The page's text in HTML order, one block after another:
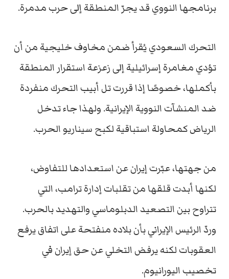
برنامجها النووي قد يجرّ المنطقة إلى حرب مدمرة.
التحرك السعودي يُقرأ ضمن مخاوف خليجية من أن
تؤدي مغامرة إسرائيلية إلى زعزعة استقرار المنطقة
بأكملها، خصوصًا إذا قررت تل أبيب التحرك منفردة
ضد المنشآت النووية الإيرانية. ولهذا جاء تدخل
الرياض كمحاولة استباقية لكبح سيناريو الحرب.
من جهتها، عبّرت إيران عن استعدادها للتفاوض،
لكنها أبدت قلقها من تقلبات إدارة ترامب، التي
تتراوح بين التصعيد الدبلوماسي والتهديد بالحرب.
وردّ الرئيس الإيراني بأن بلاده منفتحة على اتفاق يرفع
العقوبات لكنه يرفض التخلي عن حق إيران في
تخصيب اليورانيوم.